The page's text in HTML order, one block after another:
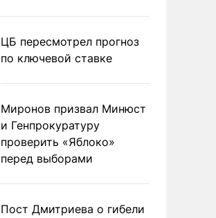
ЦБ пересмотрел прогноз
по ключевой ставке
Миронов призвал Минюст
и Генпрокуратуру
проверить «Яблоко»
перед выборами
Пост Дмитриева о гибели